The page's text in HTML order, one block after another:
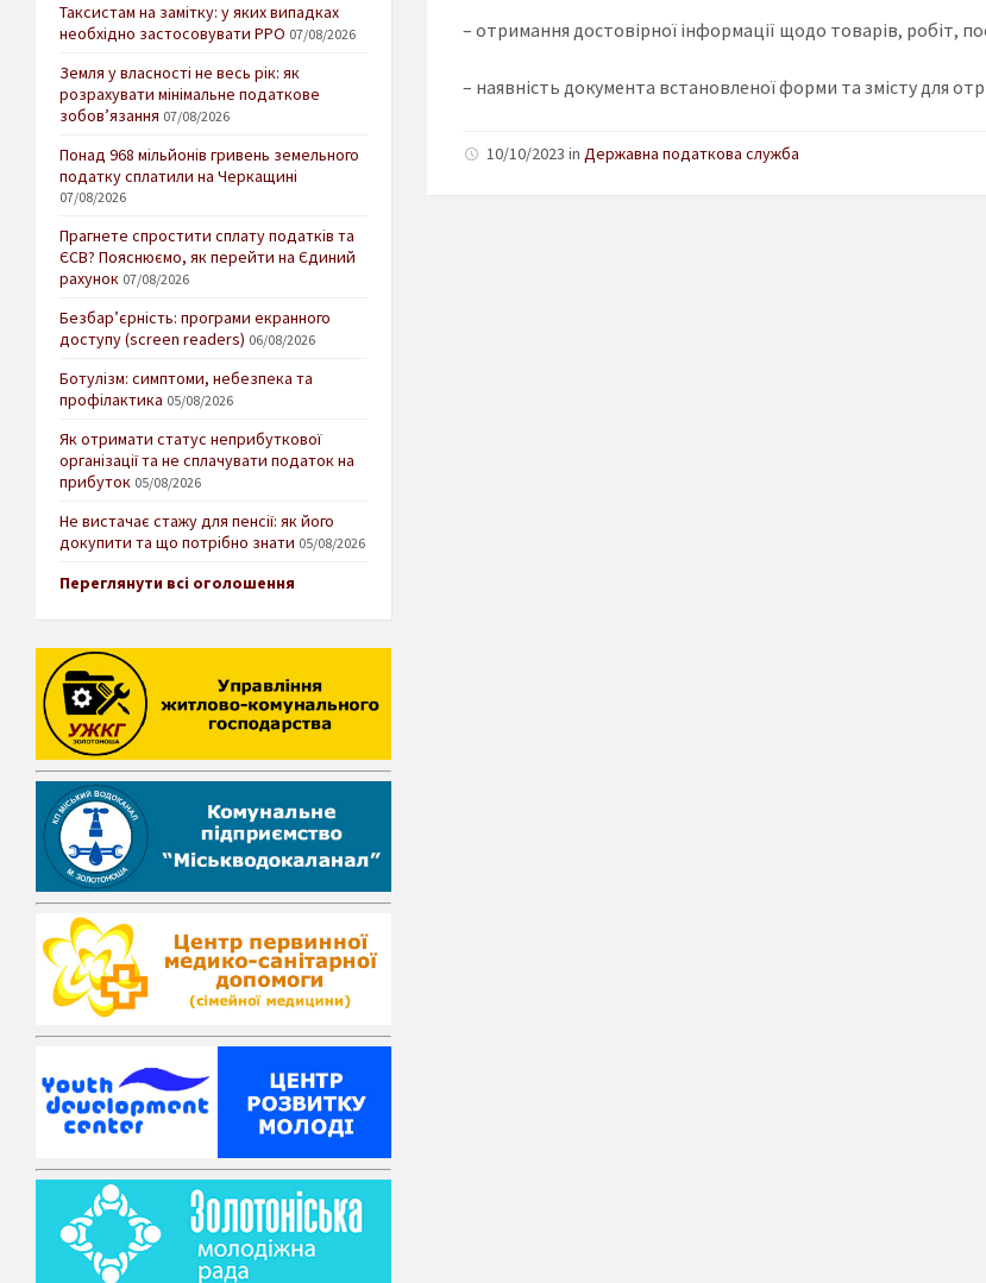
– отримання достовірної інформації щодо товарів, робіт,
– наявність документа встановленої форми та змісту для
10/10/2023 in Державна податкова служба
Таксистам на замітку: у яких випадках
необхідно застосовувати РРО 07/08/2026
Земля у власності не весь рік: як
розрахувати мінімальне податкове
зобов’язання 07/08/2026
Понад 968 мільйонів гривень земельного
податку сплатили на Черкащині
07/08/2026
Прагнете спростити сплату податків та
ЄСВ? Пояснюємо, як перейти на Єдиний
рахунок 07/08/2026
Безбар’єрність: програми екранного
доступу (screen readers) 06/08/2026
Ботулізм: симптоми, небезпека та
профілактика 05/08/2026
Як отримати статус неприбуткової
організації та не сплачувати податок на
прибуток 05/08/2026
Не вистачає стажу для пенсії: як його
докупити та що потрібно знати 05/08/2026
Переглянути всі оголошення